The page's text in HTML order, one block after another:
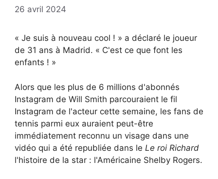
26 avril 2024
« Je suis à nouveau cool ! » a déclaré le joueur
de 31 ans à Madrid. « C'est ce que font les
enfants ! »
Alors que les plus de 6 millions d'abonnés
Instagram de Will Smith parcouraient le fil
Instagram de l'acteur cette semaine, les fans de
tennis parmi eux auraient peut-être
immédiatement reconnu un visage dans une
vidéo qui a été republiée dans le Le roi Richard
l'histoire de la star : l'Américaine Shelby Rogers.